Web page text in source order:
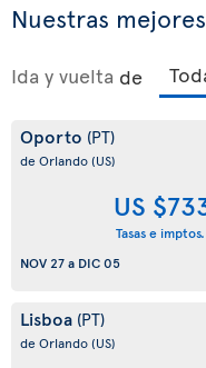
Nuestras
Ida y vuelta de
Oporto (PT)
de Orlando(US)
US
Tasas e
NOV 27a DIC 05
Lisboa (PT)
de Orlando(US)